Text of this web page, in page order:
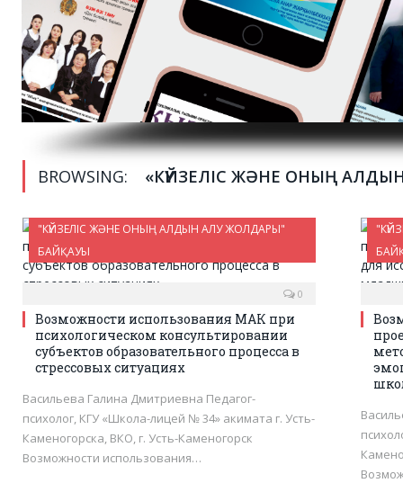
BROWSING: «КҮЙЗЕЛІС ЖӘНЕ ОНЫҢ
"КҮЙЗЕЛІС ЖӘНЕ ОНЫҢ АЛДЫН АЛУ ЖОЛДАРЫ"
БАЙҚАУЫ
0
Возможности использования МАК при
психологическом консультировании
субъектов образовательного процесса в
стрессовых ситуациях
Васильева Галина Дмитриевна Педагог-
психолог, КГУ «Школа-лицей № 34» акимата г. Усть-
Каменогорска, ВКО, г. Усть-Каменогорск
Возможности использования…